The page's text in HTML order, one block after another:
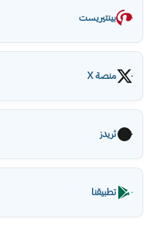
بينتيريست
منصة X
ثريدز
تطبيقنا